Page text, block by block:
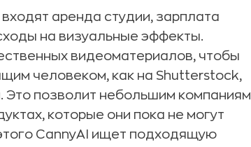
аренда студии, зарплата
на визуальные эффекты.
видеоматериалов, чтобы
человеком, как на Shutterstock,
Это позволит небольшим компаниям
которые они пока не могут
CannyAI ищет подходящую